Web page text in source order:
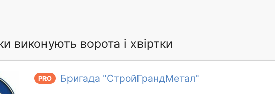
виконують ворота і хвіртки
PRO Бригада "СтройГрандМетал"